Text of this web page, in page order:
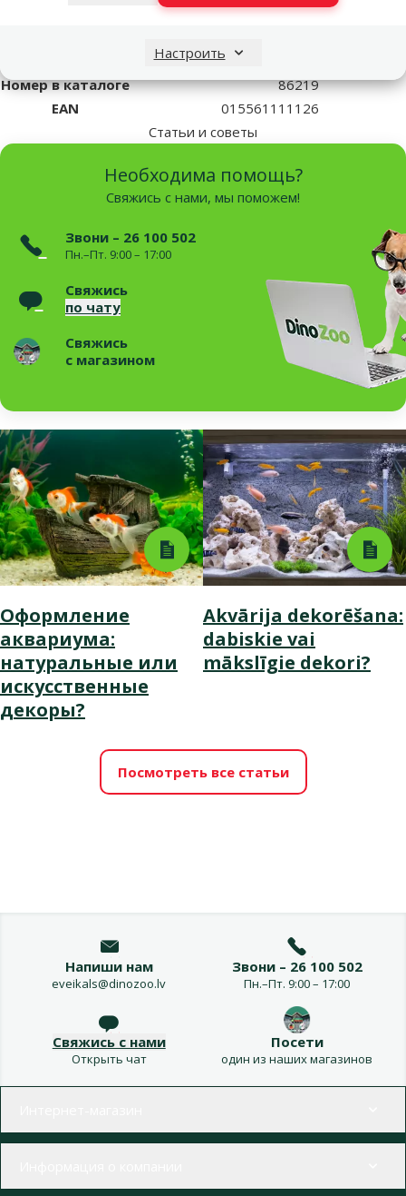
Настроить
Аксессуары для компрессора
Номер в каталоге
86219
EAN
015561111126
Статьи и советы
Необходима помощь?
Свяжись с нами, мы поможем!
Звони – 26 100 502
Пн.–Пт. 9:00 – 17:00
Свяжись
по чату
Свяжись
с магазином
Оформление
аквариума:
натуральные или
искусственные
декоры?
Akvārija dekorēšana:
dabiskie vai
mākslīgie dekori?
Посмотреть все статьи
Напиши нам
eveikals@dinozoo.lv
Звони – 26 100 502
Пн.–Пт. 9:00 – 17:00
Свяжись с нами
Открыть чат
Посети
один из наших магазинов